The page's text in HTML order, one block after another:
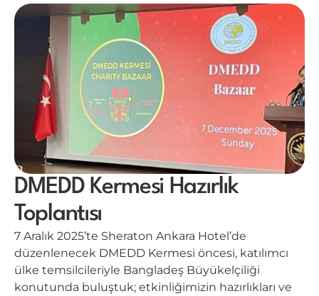
DMEDD Kermesi Hazırlık
Toplantısı
7 Aralık 2025’te Sheraton Ankara Hotel’de
düzenlenecek DMEDD Kermesi öncesi, katılımcı
ülke temsilcileriyle Bangladeş Büyükelçiliği
konutunda buluştuk; etkinliğimizin hazırlıkları ve